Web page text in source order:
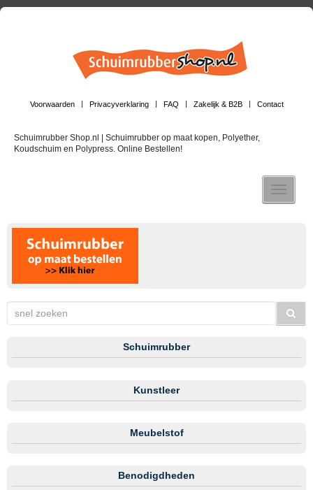
Voorwaarden Privacyverklaring FAQ Zakelijk & B2B Contact
Schuimrubber Shop.nl | Schuimrubber op maat kopen, Polyether,
Koudschuim en Polypress. Online Bestellen!
Toggle
Schuimrubber
Kunstleer
Meubelstof
Benodigdheden